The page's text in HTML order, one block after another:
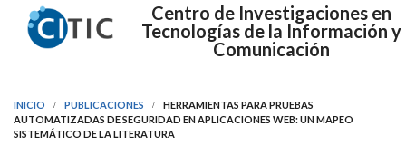
Centro de Investigaciones en
Tecnologías de la Información y
Comunicación
INICIO PUBLICACIONES
HERRAMIENTAS PARA PRUEBAS
AUTOMATIZADAS DE SEGURIDAD EN APLICACIONES WEB: UN MAPEO
SISTEMÁTICO DE LA LITERATURA